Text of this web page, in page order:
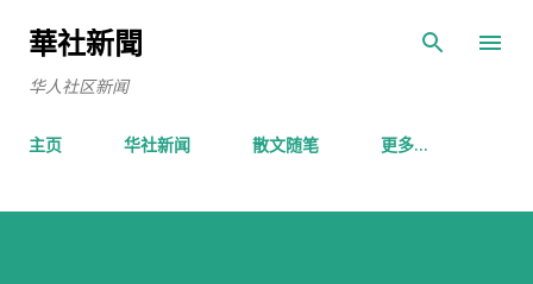
華社新聞
华人社区新闻
主页 华社新闻 散文随笔 更多…